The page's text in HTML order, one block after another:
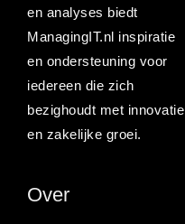
en analyses biedt
ManagingIT.nl inspiratie
en ondersteuning voor
iedereen die zich
bezighoudt met innovatie
en zakelijke groei.
Over